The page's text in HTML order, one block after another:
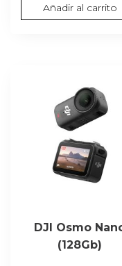
Añadir al carrito
DJI Osmo
(128Gb)